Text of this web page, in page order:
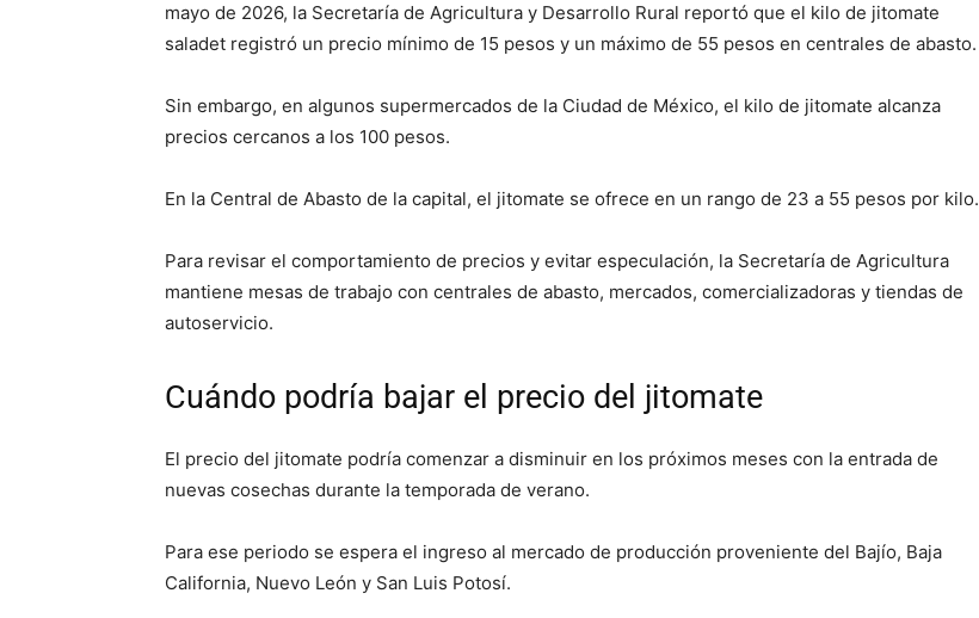
mayo de 2026, la Secretaría de Agricultura y Desarrollo Rural reportó que el kilo de jitomate
saladet registró un precio mínimo de 15 pesos y un máximo de 55 pesos en centrales de abasto.
Sin embargo, en algunos supermercados de la Ciudad de México, el kilo de jitomate alcanza
precios cercanos a los 100 pesos.
En la Central de Abasto de la capital, el jitomate se ofrece en un rango de 23 a 55 pesos por kilo.
Para revisar el comportamiento de precios y evitar especulación, la Secretaría de Agricultura
mantiene mesas de trabajo con centrales de abasto, mercados, comercializadoras y tiendas de
autoservicio.
Cuándo podría bajar el precio del jitomate
El precio del jitomate podría comenzar a disminuir en los próximos meses con la entrada de
nuevas cosechas durante la temporada de verano.
Para ese periodo se espera el ingreso al mercado de producción proveniente del Bajío, Baja
California, Nuevo León y San Luis Potosí.